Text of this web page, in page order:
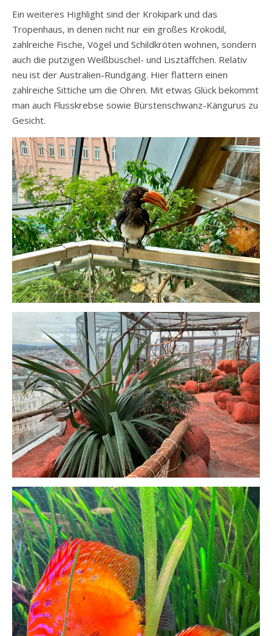
Ein weiteres Highlight sind der Krokipark und das
Tropenhaus, in denen nicht nur ein großes Krokodil,
zahlreiche Fische, Vögel und Schildkröten wohnen, sondern
auch die putzigen Weißbüschel- und Lisztäffchen. Relativ
neu ist der Australien-Rundgang. Hier flattern einen
zahlreiche Sittiche um die Ohren. Mit etwas Glück bekommt
man auch Flusskrebse sowie Bürstenschwanz-Kängurus zu
Gesicht.